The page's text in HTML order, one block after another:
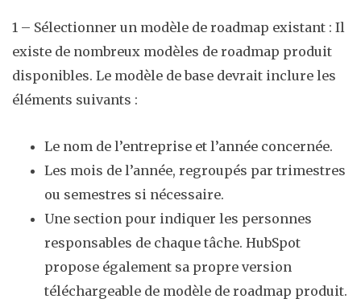
1 – Sélectionner un modèle de roadmap existant : Il
existe de nombreux modèles de roadmap produit
disponibles. Le modèle de base devrait inclure les
éléments suivants :
Le nom de l’entreprise et l’année concernée.
Les mois de l’année, regroupés par trimestres
ou semestres si nécessaire.
Une section pour indiquer les personnes
responsables de chaque tâche. HubSpot
propose également sa propre version
téléchargeable de modèle de roadmap produit.